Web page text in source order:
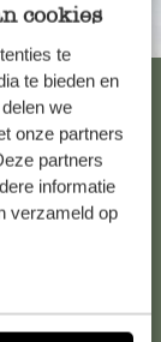
cookies
te
te bieden en
we
onze partners
partners
informatie
verzameld op
met onze